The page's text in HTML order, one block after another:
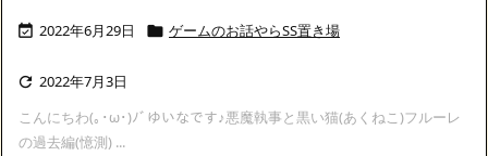
 2022年6月29日  ゲームのお話やらSS置き場
 2022年7月3日
こんにちわ(｡･ω･)ﾉﾞゆいなです♪悪魔執事と黒い猫(あくねこ)フルーレ
の過去編(憶測) ...